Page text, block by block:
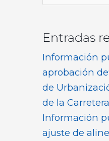
por:
Entradas
Información
aprobación
de
de la
Información
ajuste de